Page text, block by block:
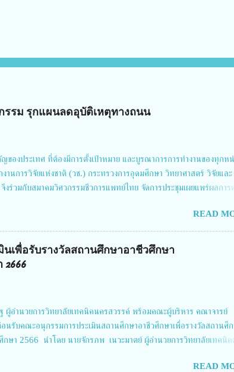
รรม รุกแผนลดอุบัติเหตุทางถนน
องประเทศ ที่ต้องมีการตั้งเป้าหมาย และบูรณาการการทำงานของทุกห
านการวิจัยแห่งชาติ (วช.) กระทรวงการอุดมศึกษา วิทยาศาสตร์ วิจัยและ
งร่วมกับสมาคมวิศวกรรมชีวการแพทย์ไทย จัดการประชุมเผยแพร่ผลการ
ดร.วิภารัตน์ ดีอ่อง ผู้อำนวยการสำนักงานการวิจัยแห่งชาติ เป็นประธ
อความปลอดภัยทางถนน และนายแพทย์ชาญวิทย์ ทระเทพ หัวหน้าโครง
สาวสตตกมล เกียรติพานิช ผู้อำนวยการกองบริหารทุนวิจัยและนวัตกรรม 2
Stylish Convention Hotel จังหวัดนนทบุรี ดร.วิภารัตน์ ดีอ่อ
READ
เพื่อรับรางวัลสถานศึกษาอาชีวศึกษา
อำนวยการวิทยาลัยเทคนิคนครสวรรค์ พร้อมคณะผู้บริหาร คณาจารย์
รับคณะอนุกรรมการประเมินสถานศึกษาอาชีวศึกษาเพื่อรางวัลสถานศึ
ษา 2566 นำโดย นายจักรภพ เนวะมาตย์ ผู้อำนวยการวิทยาลัยเทคนิคต
ผู้อำนวยการวิทยาลัยการอาชีพบ้านตาก 4.นางเพ็ญศรี ขุนทอง ผู้อำนวย
READ